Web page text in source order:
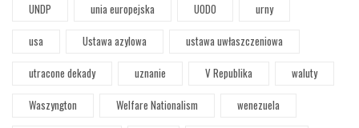
UNDP
unia europejska UODO
urny
usa
Ustawa azylowa
ustawa uwłaszczeniowa
utracone dekady
uznanie V Republika
waluty
Waszyngton
Welfare Nationalism
wenezuela